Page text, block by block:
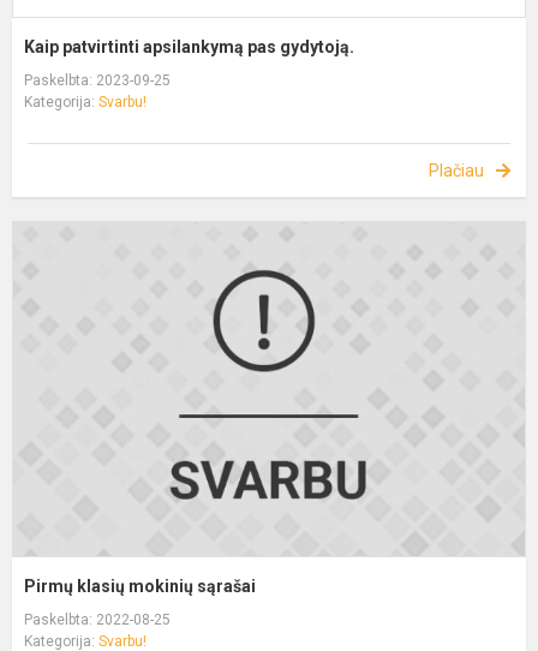
Kaip patvirtinti apsilankymą pas gydytoją.
Paskelbta: 2023-09-25
Kategorija: Svarbu!
Plačiau
Pirmų klasių mokinių sąrašai
Paskelbta: 2022-08-25
Kategorija: Svarbu!